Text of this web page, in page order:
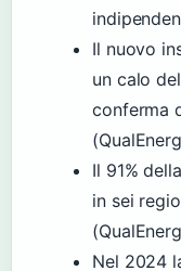
Il nuovo
un calo
conferma
Il 91%
in sei
Nel 2024